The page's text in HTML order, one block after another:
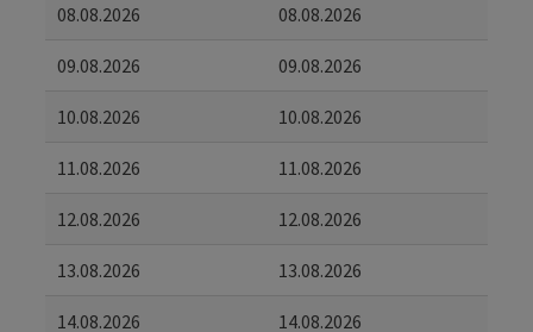
08.08.2026 08.08.2026
09.08.2026 09.08.2026
10.08.2026 10.08.2026
11.08.2026 11.08.2026
12.08.2026 12.08.2026
13.08.2026 13.08.2026
14.08.2026 14.08.2026